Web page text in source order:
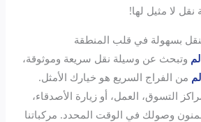
لا مثيل لها!
بسهولة في قلب المنطقة
وتبحث عن وسيلة نقل سريعة وموثوقة،
من الفراج السريع هو خيارك الأمثل.
التسوق، العمل، أو زيارة الأصدقاء،
وصولك في الوقت المحدد. مركباتنا